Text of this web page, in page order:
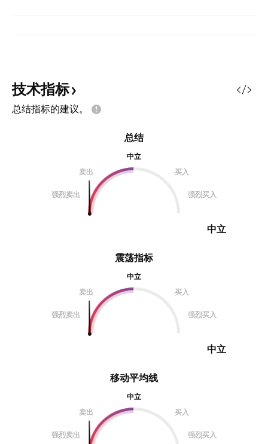
技术指标
总结指标的建议。
震荡指标
中立
卖出
买入
强烈卖出 强烈买入
中立
总结
中立
卖出
买入
强烈卖出 强烈买入
中立
移动平均线
中立
卖出
买入
强烈卖出 强烈买入